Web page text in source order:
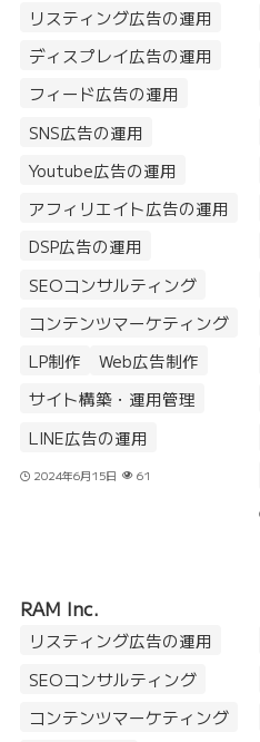
リスティング広告の運用
ディスプレイ広告の運用
フィード広告の運用
SNS広告の運用
Youtube広告の運用
アフィリエイト広告の運用
DSP広告の運用
SEOコンサルティング
コンテンツマーケティング
LP制作
Web広告制作
サイト構築・運用管理
LINE広告の運用
2024年6月15日 61
RAM Inc.
リスティング広告の運用
SEOコンサルティング
コンテンツマーケティング